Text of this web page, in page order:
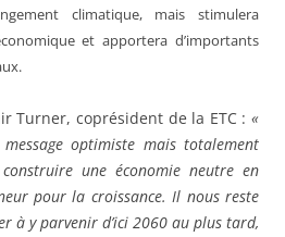
climatique, mais stimulera
et apportera d’importants
Turner, coprésident de la ETC : «
optimiste mais totalement
une économie neutre en
pour la croissance. Il nous reste
à y parvenir d’ici 2060 au plus tard,